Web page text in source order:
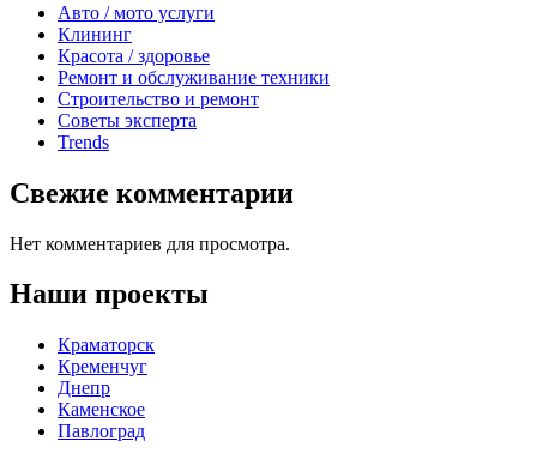
Авто / мото услуги
Клининг
Красота / здоровье
Ремонт и обслуживание техники
Строительство и ремонт
Советы эксперта
Trends
Свежие комментарии
Нет комментариев для просмотра.
Наши проекты
Краматорск
Кременчуг
Днепр
Каменское
Павлоград